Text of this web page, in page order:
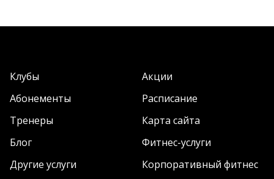
Клубы
Акции
Абонементы
Расписание
Тренеры
Карта сайта
Блог
Фитнес-услуги
Другие услуги
Корпоративный фитнес